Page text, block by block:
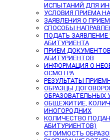
ИСПЫТАНИЙ ДЛЯ
УСЛОВИЯ ПРИЕМА
ЗАЯВЛЕНИЯ О
СПОСОБЫ
ПОДАТЬ
АБИТУРИЕНТА
ПРИЕМ
АБИТУРИЕНТОВ
ИНФОРМАЦИЯ О
ОСМОТРА
РЕЗУЛЬТАТЫ
ОБРАЗЦЫ
ОБРАЗОВАТЕЛЬНЫХ
ОБЩЕЖИТИЕ,
ИНОГОРОДНИХ
КОЛИЧЕСТВО
АБИТУРИЕНТОВ)
СТОИМОСТЬ